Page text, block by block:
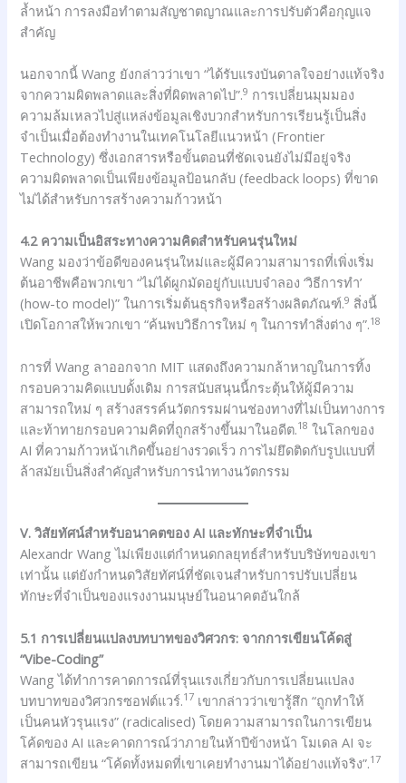
ล้ำหน้า การลงมือทำตามสัญชาตญาณและการปรับตัวคือกุญแจ
สำคัญ
นอกจากนี้ Wang ยังกล่าวว่าเขา “ได้รับแรงบันดาลใจอย่างแท้จริง
จากความผิดพลาดและสิ่งที่ผิดพลาดไป”.9 การเปลี่ยนมุมมอง
ความล้มเหลวไปสู่แหล่งข้อมูลเชิงบวกสำหรับการเรียนรู้เป็นสิ่ง
จำเป็นเมื่อต้องทำงานในเทคโนโลยีแนวหน้า (Frontier
Technology) ซึ่งเอกสารหรือขั้นตอนที่ชัดเจนยังไม่มีอยู่จริง
ความผิดพลาดเป็นเพียงข้อมูลป้อนกลับ (feedback loops) ที่ขาด
ไม่ได้สำหรับการสร้างความก้าวหน้า
4.2 ความเป็นอิสระทางความคิดสำหรับคนรุ่นใหม่
Wang มองว่าข้อดีของคนรุ่นใหม่และผู้มีความสามารถที่เพิ่งเริ่ม
ต้นอาชีพคือพวกเขา “ไม่ได้ผูกมัดอยู่กับแบบจำลอง ‘วิธีการทำ’
(how-to model)” ในการเริ่มต้นธุรกิจหรือสร้างผลิตภัณฑ์.9 สิ่งนี้
เปิดโอกาสให้พวกเขา “ค้นพบวิธีการใหม่ ๆ ในการทำสิ่งต่าง ๆ”.18
การที่ Wang ลาออกจาก MIT แสดงถึงความกล้าหาญในการทิ้ง
กรอบความคิดแบบดั้งเดิม การสนับสนุนนี้กระตุ้นให้ผู้มีความ
สามารถใหม่ ๆ สร้างสรรค์นวัตกรรมผ่านช่องทางที่ไม่เป็นทางการ
และท้าทายกรอบความคิดที่ถูกสร้างขึ้นมาในอดีต.18 ในโลกของ
AI ที่ความก้าวหน้าเกิดขึ้นอย่างรวดเร็ว การไม่ยึดติดกับรูปแบบที่
ล้าสมัยเป็นสิ่งสำคัญสำหรับการนำทางนวัตกรรม
V. วิสัยทัศน์สำหรับอนาคตของ AI และทักษะที่จำเป็น
Alexandr Wang ไม่เพียงแต่กำหนดกลยุทธ์สำหรับบริษัทของเขา
เท่านั้น แต่ยังกำหนดวิสัยทัศน์ที่ชัดเจนสำหรับการปรับเปลี่ยน
ทักษะที่จำเป็นของแรงงานมนุษย์ในอนาคตอันใกล้
5.1 การเปลี่ยนแปลงบทบาทของวิศวกร: จากการเขียนโค้ดสู่
“Vibe-Coding”
Wang ได้ทำการคาดการณ์ที่รุนแรงเกี่ยวกับการเปลี่ยนแปลง
บทบาทของวิศวกรซอฟต์แวร์.17 เขากล่าวว่าเขารู้สึก “ถูกทำให้
เป็นคนหัวรุนแรง” (radicalised) โดยความสามารถในการเขียน
โค้ดของ AI และคาดการณ์ว่าภายในห้าปีข้างหน้า โมเดล AI จะ
สามารถเขียน “โค้ดทั้งหมดที่เขาเคยทำงานมาได้อย่างแท้จริง”.17